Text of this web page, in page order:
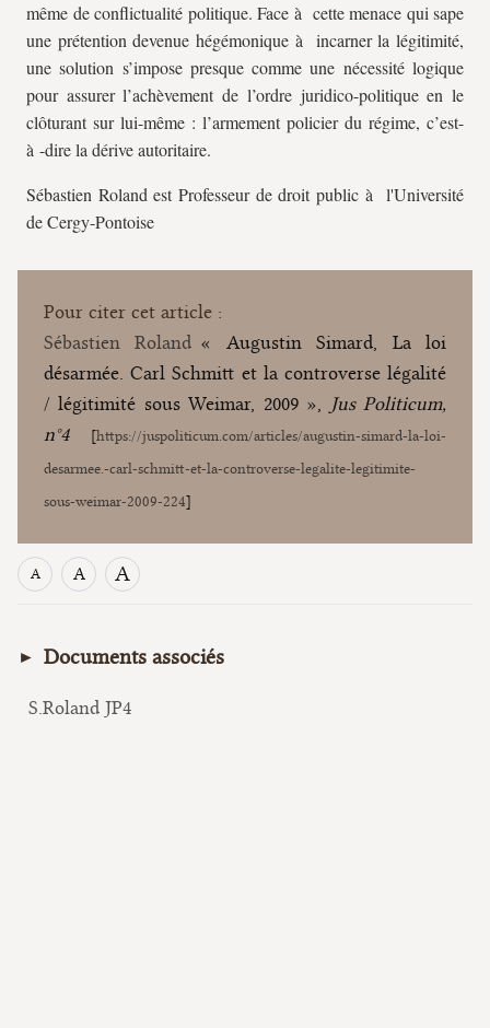
A A A
Documents associés
S.Roland JP4
même de conflictualité politique. Face à cette menace qui sape
une prétention devenue hégémonique à incarner la légitimité,
une solution s’impose presque comme une nécessité logique
pour assurer l’achèvement de l’ordre juridico-politique en le
clôturant sur lui-même : l’armement policier du régime, c’est-
à -dire la dérive autoritaire.
Sébastien Roland est Professeur de droit public à l'Université
de Cergy-Pontoise
Pour citer cet article :
Sébastien Roland « Augustin Simard, La loi
désarmée. Carl Schmitt et la controverse légalité
/ légitimité sous Weimar, 2009 », Jus Politicum,
n°4[https://juspoliticum.com/articles/augustin-simard-la-loi-
desarmee.-carl-schmitt-et-la-controverse-legalite-legitimite-
sous-weimar-2009-224]